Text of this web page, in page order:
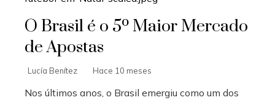
O Brasil é o 5º Maior Mercado
de Apostas
Lucía Benítez Hace 10 meses
Nos últimos anos, o Brasil emergiu como um dos